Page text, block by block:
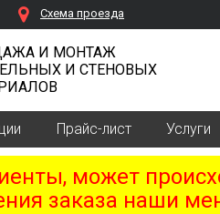
Cхема проезда
И МОНТАЖ
И СТЕНОВЫХ
Прайс-лист Услуги
может
заказа наши